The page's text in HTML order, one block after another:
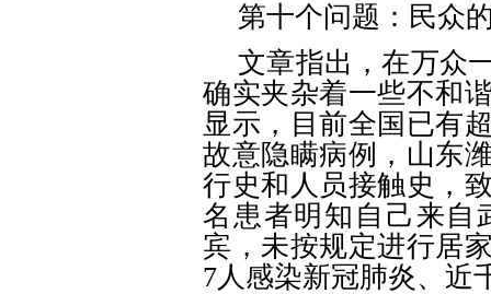
第十个问题：民众
文章指出，在万众
确实夹杂着一些不和
显示，目前全国已有
故意隐瞒病例，山东
行史和人员接触史，
名患者明知自己来自
宾，未按规定进行居
7人感染新冠肺炎、近